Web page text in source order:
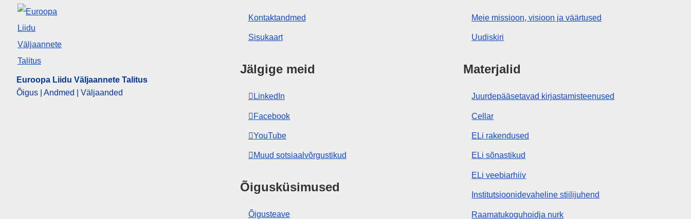
Euroopa Liidu Väljaannete Talitus
Õigus | Andmed | Väljaanded
Kontaktandmed
Sisukaart
Jälgige meid
LinkedIn
Facebook
YouTube
Muud sotsiaalvõrgustikud
Õigusküsimused
Õigusteave
Meie missioon, visioon ja väärtused
Uudiskiri
Materjalid
Juurdepääsetavad kirjastamisteenused
Cellar
ELi rakendused
ELi sõnastikud
ELi veebiarhiiv
Institutsioonidevaheline stiilijuhend
Raamatukoguhoidja nurk